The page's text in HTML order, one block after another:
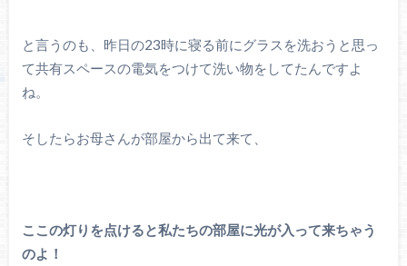
と言うのも、昨日の23時に寝る前にグラスを洗おうと思っ
て共有スペースの電気をつけて洗い物をしてたんですよ
ね。
そしたらお母さんが部屋から出て来て、
ここの灯りを点けると私たちの部屋に光が入って来ちゃう
のよ！